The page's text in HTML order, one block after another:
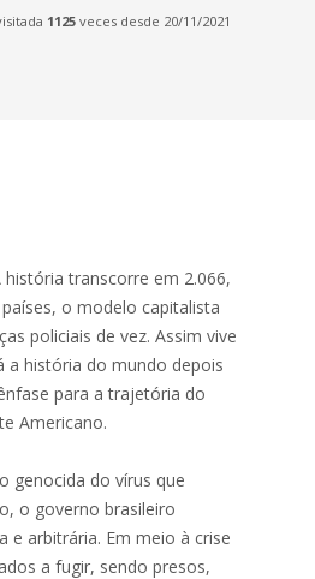
1125 veces desde 20/11/2021
transcorre em 2.066,
o modelo capitalista
policiais de vez. Assim vive
a história do mundo depois
para a trajetória do
Americano.
genocida do vírus que
o governo brasileiro
e arbitrária. Em meio à crise
a fugir, sendo presos,